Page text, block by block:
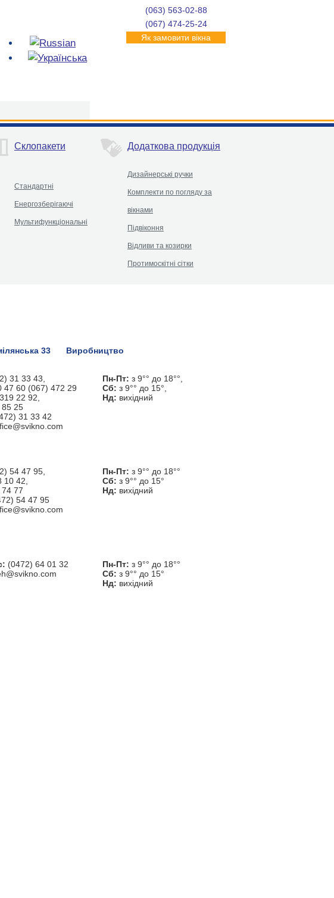
(063) 563-02-88
(067) 474-25-24
Як замовити вікна
Склопакети
Стандартні
Енергозберігаючі
Мультифункціональні
Додаткова продукція
Дизайнерські ручки
Комплекти по погляду за
вікнами
Підвіконня
Відливи та козирки
Протимоскітні сітки
33 Виробництво
31 33 43
47 60 (067) 472 29
22 92
85 25
31 33 42
Пн-Пт: з 9°° до 18°°,
Сб: з 9°° до 15°,
Нд: вихідний
54 47 95
10 42
77
54 47 95
Пн-Пт: з 9°° до 18°°
Сб: з 9°° до 15°
Нд: вихідний
(0472) 64 01 32
Пн-Пт: з 9°° до 18°°
Сб: з 9°° до 15°
Нд: вихідний